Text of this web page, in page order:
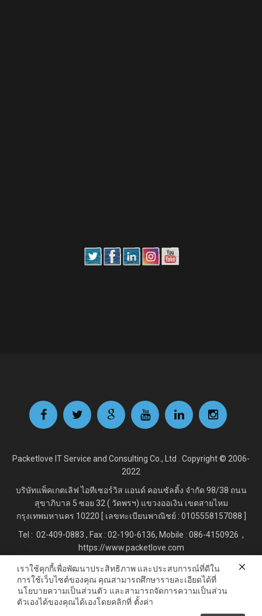
Packetlove IT Service and Consulting Co., Ltd . Copyright © 2006-
2022
บริษัทแพ็คเกตเลิฟ ไอทีเซอร์วิส แอนด์ คอนซัลติ้ง จำกัด 98/38 ถนน
สุขาภิบาล 5 ซอย 32 ( วัดพรฯ) แขวงออเงิน เขตสายไหม
กรุงเทพมหานคร 10220 [ เลขทะเบียนพาณิชย์ : 0105558157088 ]
Tel : 02-409-0883 , Fax : 02-190-6136, Mobile : 086-4150926 ,
https://www.packetlove.com
Line Official : @Packetlove.com
เราใช้คุกกี้เพื่อพัฒนาประสิทธิภาพ และประสบการณ์ที่ดีใน
การใช้เว็บไซต์ของคุณ คุณสามารถศึกษารายละเอียดได้ที่
นโยบายความเป็นส่วนตัว และสามารถจัดการความเป็นส่วน
ตัวเองได้ของคุณได้เองโดยคลิกที่ ตั้งค่า